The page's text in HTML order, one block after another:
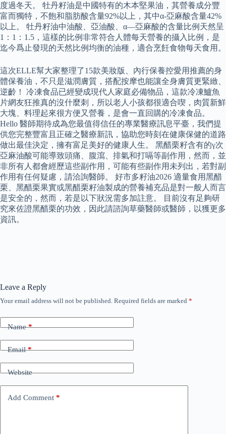
度過冬天。 牡丹籽油是中國特有的木本堅果油，其營養成分豐
富而獨特，不飽和脂肪酸含量92%以上，其中α-亞麻酸含量42%
以上。 牡丹籽油中油酸、亞油酸、α—亞麻酸的含量比例天然呈
1：1：1.5，這樣的比例非常符合人體每天營養的攝入比例，是
迄今爲止發現的天然比例均衡的油種，適合烹飪食物每天食用。
這次ELLE幫大家整理了15款美妝版、內行保養控愛用推薦的身
體保養油，不只是滋潤膚質，搭配按摩也能讓全身膚質更緊緻、
逆齡！ 冷凍食品已經變成現代人家庭必備物品，這款冷凍鱸魚
片網友狂推真的沒什麼刺，所以老人小孩都很適合喫，肉質新鮮
大塊、料理起來很方便又營養，是會一直回購的冷凍食品。
Hello 醫師期待成為您最值得信任的專業醫療訊息平臺，我們提
供您完整豐富且正確之醫療新訊，協助您時刻在健康保健的道路
做出最佳決定，擁有富足美好的健康人生。 黑醋栗籽含有的γ次
亞麻油酸可能導致頭痛、腹瀉、排氣和打嗝等副作用，然而，並
非所有人都會經歷這些副作用，可能有些副作用未列出，若對副
作用有任何疑慮，請洽詢醫師。 好市多籽油2026 適量食用黑醋
栗、黑醋栗果實或黑醋栗籽油製成的營養補充品是對一般人而言
是安全的，然而，若是以下狀況需多加註意。 目前沒有足夠研
究來佐證黑醋栗的功效，因此請諮詢草藥醫師或醫師，以獲更多
資訊。
Leave a Reply
Your email address will not be published. Required fields are marked *
Name*
Email*
Website
Add Comment *